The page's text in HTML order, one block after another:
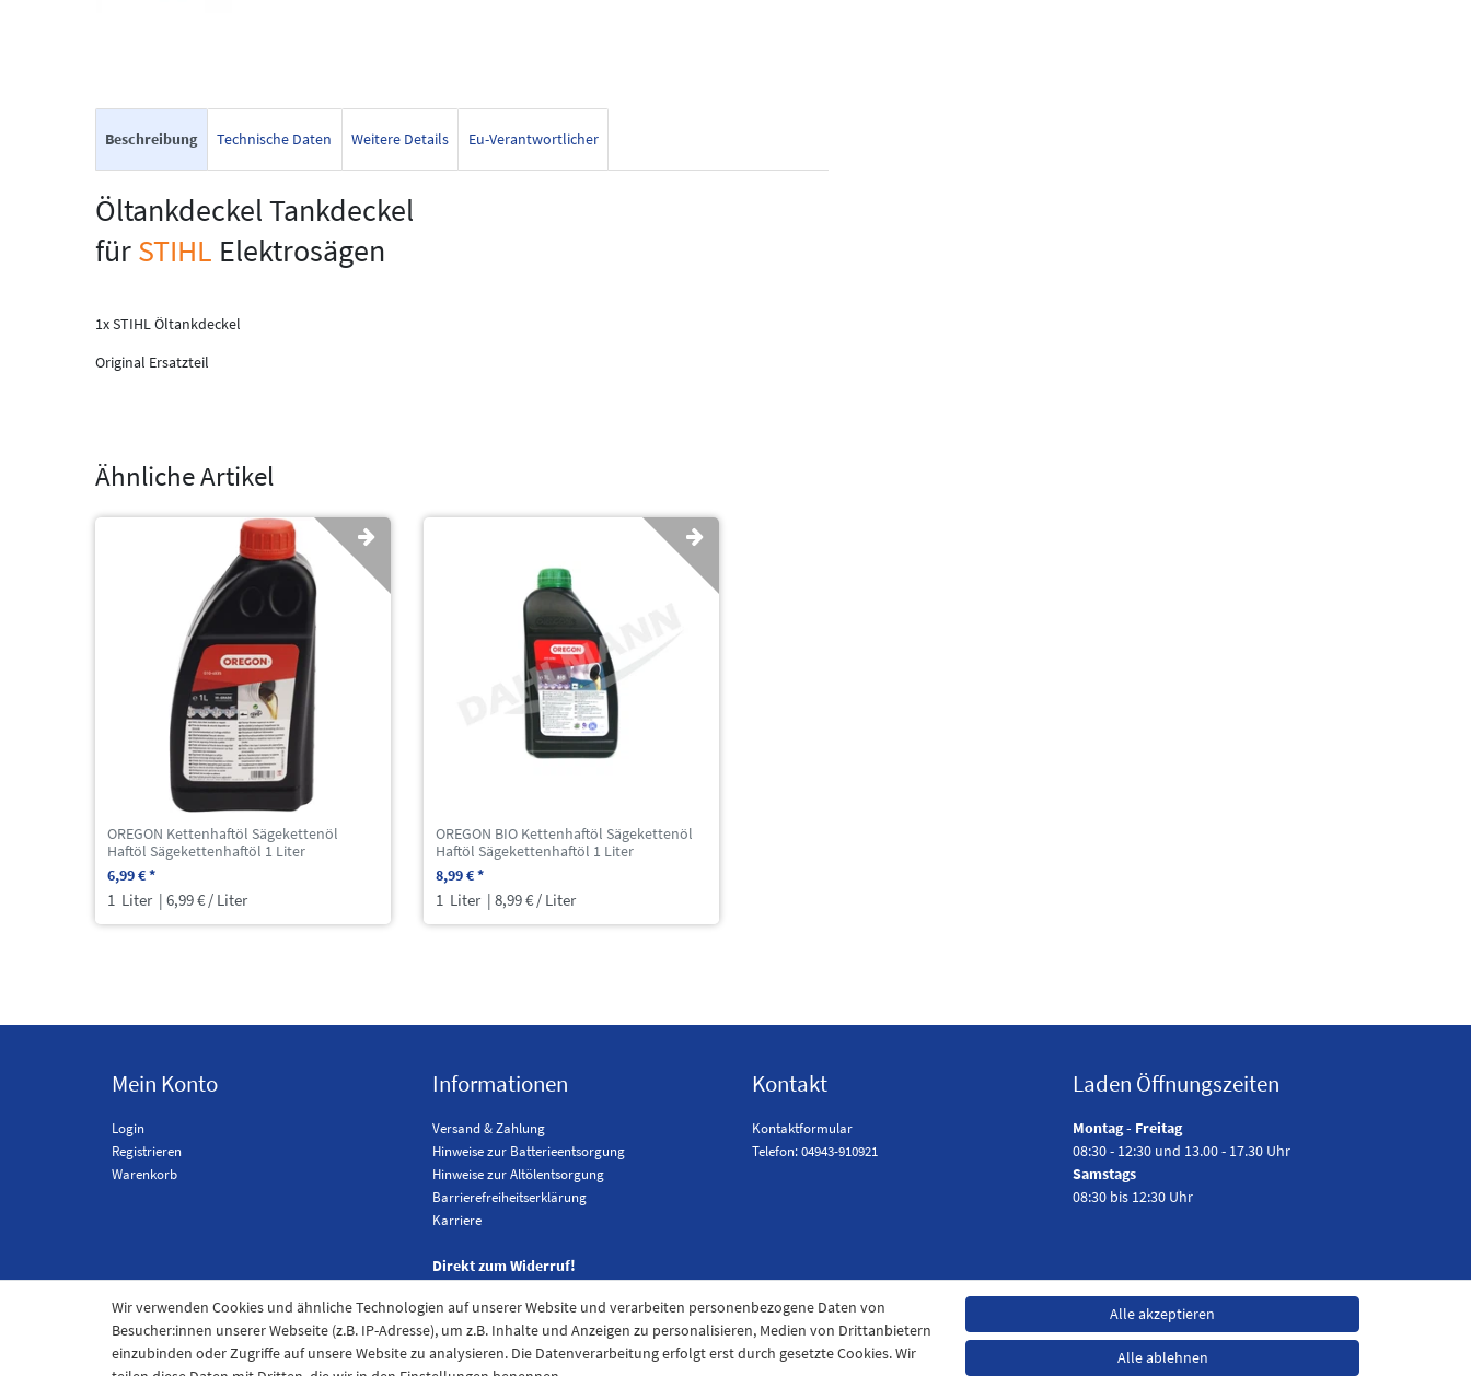
Beschreibung Technische Daten Weitere Details Eu-Verantwortlicher
Öltankdeckel Tankdeckel
fürSTIHL Elektrosägen
1x STIHL Öltankdeckel
Original Ersatzteil
Ähnliche Artikel
OREGON Kettenhaftöl Sägekettenöl
Haftöl Sägekettenhaftöl 1 Liter
6,99 € *
1 Liter | 6,99 € / Liter
OREGON BIO Kettenhaftöl Sägekettenöl
Haftöl Sägekettenhaftöl 1 Liter
8,99 € *
1 Liter | 8,99 € / Liter
Mein Konto
Login
Registrieren
Warenkorb
Informationen
Versand & Zahlung
Hinweise zur Batterieentsorgung
Hinweise zur Altölentsorgung
Barrierefreiheitserklärung
Karriere
Direkt zum Widerruf!
Kontakt
Kontaktformular
Telefon: 04943-910921
Laden Öffnungszeiten
Montag - Freitag
08:30 - 12:30 und 13.00 - 17.30 Uhr
Samstags
08:30 bis 12:30 Uhr
Wir verwenden Cookies und ähnliche Technologien auf unserer Website und verarbeiten personenbezogene Daten von
Besucher:innen unserer Webseite (z.B. IP-Adresse), um z.B. Inhalte und Anzeigen zu personalisieren, Medien von Drittanbietern
einzubinden oder Zugriffe auf unsere Website zu analysieren. Die Datenverarbeitung erfolgt erst durch gesetzte Cookies. Wir
Alle akzeptieren
Alle ablehnen